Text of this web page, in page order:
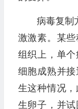
病毒复制
激激素。某
组织上，单
细胞成熟并
生这种情况
生卵子，并